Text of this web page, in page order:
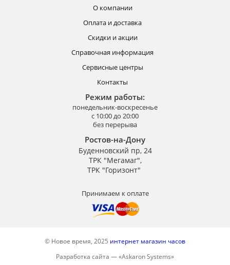
О компании
Оплата и доставка
Скидки и акции
Справочная информация
Сервисные центры
Контакты
Режим работы:
понедельник-воскресенье
с 10:00 до 20:00
без перерыва
Ростов-на-Дону
Буденновский пр, 24
ТРК "Мегамаг",
ТРК "Горизонт"
Принимаем к оплате
© Новое время, 2025 интернет магазин часов
Разработка сайта —«Askaron Systems»